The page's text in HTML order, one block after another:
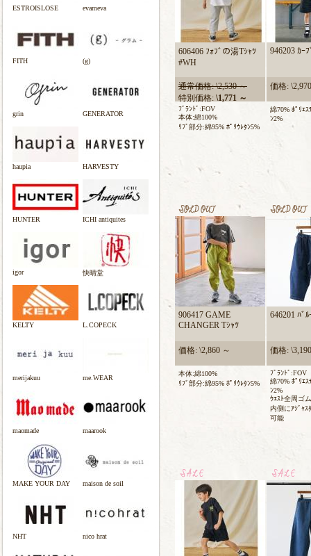
ESTROISLOSE evameva
FITH (g)
grin GENERATOR
haupia HARVESTY
HUNTER ICHI antiquites
igor 快晴堂
KELTY L.COPECK
merijakuu me.WEAR
maomade maarook
MAKE YOUR DAY maison de soil
NHT nico hrat
606406 ﾌｫﾌﾞの湯Tｼｬﾂ
#WH
通常価格: \2,530 ～
特別価格: \1,771 ～
ﾌﾞﾗﾝﾄﾞ:FOV
本体:綿100%
ﾘﾌﾞ部分:綿95% ﾎﾟﾘｳﾚﾀﾝ5%
946203 ｶｰ
価格:
綿70% ﾎﾟﾘｴｽ
ﾝ2%
906417 GAME
CHANGER Tｼｬﾂ
価格: \2,860 ～
本体:綿100%
ﾘﾌﾞ部分:綿95% ﾎﾟﾘｳﾚﾀﾝ5%
646201 ﾊﾞ
価格:
ﾌﾞﾗﾝﾄﾞ:FOV
綿70% ﾎﾟﾘｴｽ
ﾝ2%
ｳｴｽﾄ全周ゴ
内側にｱｼﾞｬｽ
可能